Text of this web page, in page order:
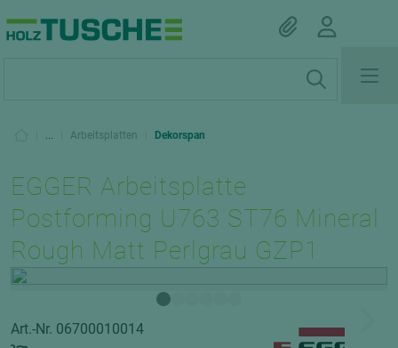
... Arbeitsplatten Dekorspan
EGGER Arbeitsplatte
Postforming U763 ST76 Mineral
Rough Matt Perlgrau GZP1
Art.-Nr. 06700010014